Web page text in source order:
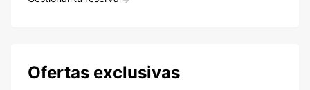
Ofertas exclusivas